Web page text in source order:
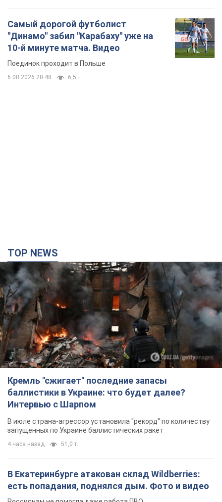
Самый дорогой футболист
"Динамо" забил "Карабаху" уже на
10-й минуте матча. Видео
Поединок проходит в Польше
6.08.2026 20:48 6,5 т.
TOP NEWS
Кремль "сжигает" последние запасы
баллистики в Украине: что будет далее?
Интервью с Шарпом
В июле страна-агрессор установила "рекорд" по количеству
запущенных по Украине баллистических ракет
4 часа назад 51,0 т.
В Екатеринбурге атакован склад Wildberries:
есть попадания, поднялся дым. Фото и видео